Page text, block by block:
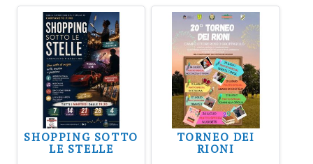
SHOPPING SOTTO
LE STELLE
TORNEO DEI
RIONI